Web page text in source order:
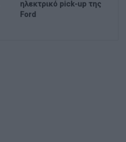
ηλεκτρικό pick-up της
Ford